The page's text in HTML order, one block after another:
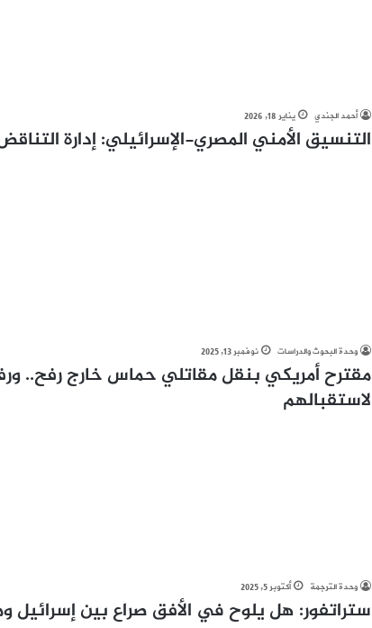
أحمد الجندي يناير 18, 2026
التنسيق الأمني المصري-الإسرائيلي: إدارة
وحدة البحوث والدراسات نوفمبر 13, 2025
مقترح أمريكي بنقل مقاتلي حماس خارج رفح..
لاستقبالهم
وحدة الترجمة أكتوبر 5, 2025
ستراتفور: هل يلوح في الأفق صراع بين إسرائيل